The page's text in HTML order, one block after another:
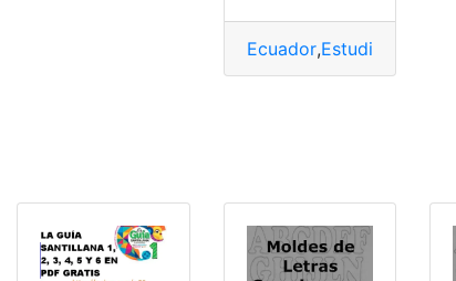
Ecuador,Estudios sociales